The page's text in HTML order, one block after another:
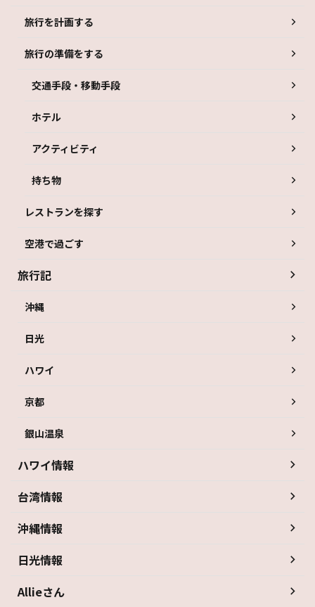
旅行を計画する
旅行の準備をする
交通手段・移動手段
ホテル
アクティビティ
持ち物
レストランを探す
空港で過ごす
旅行記
沖縄
日光
ハワイ
京都
銀山温泉
ハワイ情報
台湾情報
沖縄情報
日光情報
Allieさん